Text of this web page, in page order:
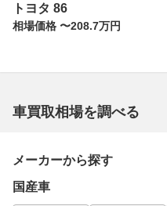
トヨタ 86
相場価格 〜208.7万円
車買取相場を調べる
メーカーから探す
国産車